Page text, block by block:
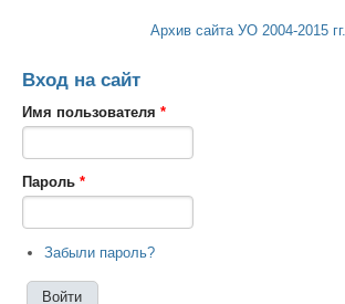
Архив сайта УО 2004-2015 гг.
Вход на сайт
Имя пользователя *
Пароль *
Забыли пароль?